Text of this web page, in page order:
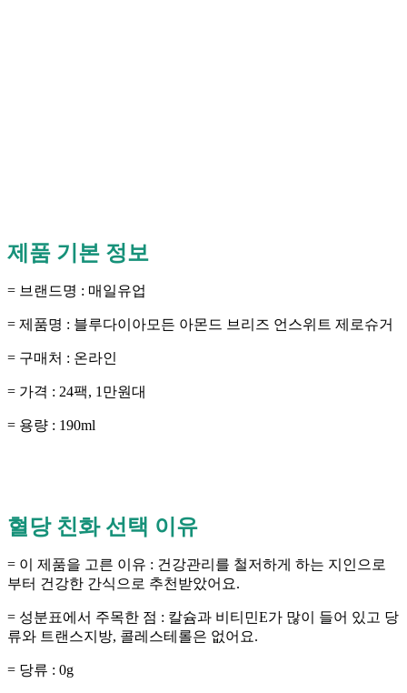
제품 기본 정보
= 브랜드명 : 매일유업
= 제품명 : 블루다이아모든 아몬드 브리즈 언스위트 제로슈거
= 구매처 : 온라인
= 가격 : 24팩, 1만원대
= 용량 : 190ml
혈당 친화 선택 이유
= 이 제품을 고른 이유 : 건강관리를 철저하게 하는 지인으로
부터 건강한 간식으로 추천받았어요.
= 성분표에서 주목한 점 : 칼슘과 비티민E가 많이 들어 있고 당
류와 트랜스지방, 콜레스테롤은 없어요.
= 당류 : 0g